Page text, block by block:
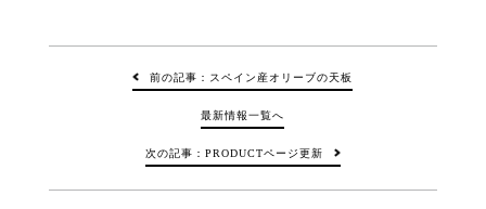
前の記事：スペイン産オリーブの天板
最新情報一覧へ
次の記事：PRODUCTページ更新